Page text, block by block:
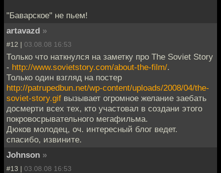
"Баварское" не пьем!
artavazd »
#12 | 03.08.08 16:53
Только что наткнулся на заметку про The Soviet Story
- http://www.sovietstory.com/about-the-film/.
Только один взгляд на постер
http://patrupedbun.net/wp-content/uploads/2008/04/the-
soviet-story.gif вызывает огромное желание заебать
досмерти всех тех, кто участовал в создани этого
покровосрывательного мегафильма.
Дюков молодец, оч. интересный блог ведет.
спасибо, извините.
Johnson »
#13 | 03.08.08 16:53